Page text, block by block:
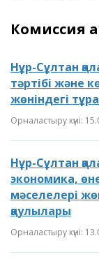
Комиссия
Нұр-Сұлтан
тәртібі және
жөніндегі
Орналастыру күні:
Нұр-Сұлтан
экономика,
мәселелері
қаулылары
Орналастыру күні: